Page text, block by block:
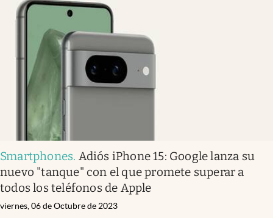
Smartphones. Adiós iPhone 15: Google lanza su
nuevo "tanque" con el que promete superar a
todos los teléfonos de Apple
viernes, 06 de Octubre de 2023